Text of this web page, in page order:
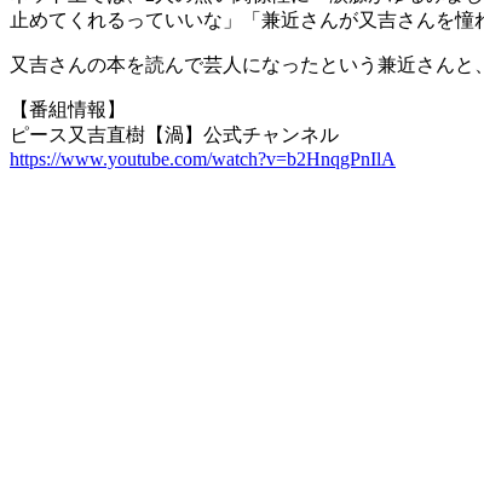
止めてくれるっていいな」「兼近さんが又吉さんを
又吉さんの本を読んで芸人になったという兼近さん
【番組情報】
ピース又吉直樹【渦】公式チャンネル
https://www.youtube.com/watch?v=b2HnqgPnIlA